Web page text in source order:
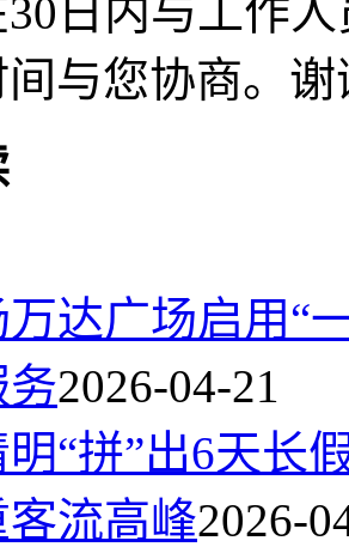
日内与工作
与您协商。
达广场启用“
务2026-04-21
“拼”出6天长
流高峰2026-